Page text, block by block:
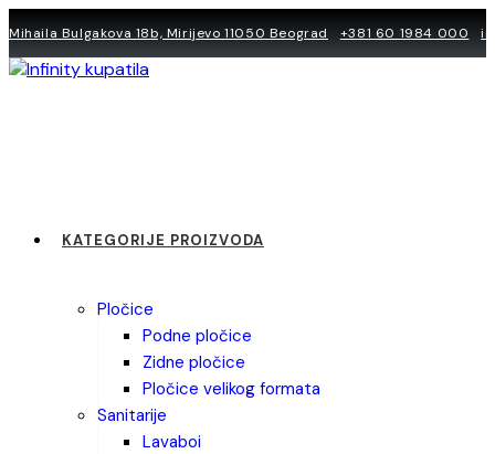
to
content
Mihaila Bulgakova 18b, Mirijevo 11050 Beograd +381 60 1984 000
KATEGORIJE PROIZVODA
pločice
podne pločice
zidne pločice
pločice velikog formata
sanitarije
lavaboi